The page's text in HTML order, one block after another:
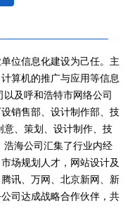
位信息化建设为己任。主
算机的推广与应用等信息
及呼和浩特市网络公司
销售部、设计制作部、技
意、策划、设计制作、技
浩海公司汇集了行业内经
场规划人才，网站设计及
讯、万网、北京新网、新
司达成战略合作伙伴，共